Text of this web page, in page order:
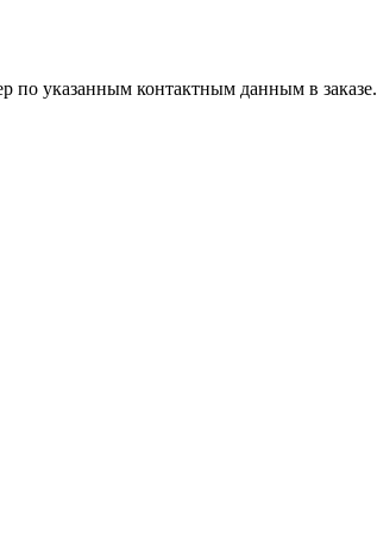
по указанным контактным данным в заказе.